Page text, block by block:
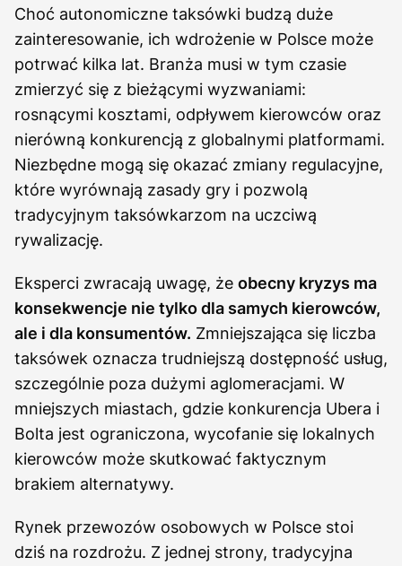
Choć autonomiczne taksówki budzą duże
zainteresowanie, ich wdrożenie w Polsce może
potrwać kilka lat. Branża musi w tym czasie
zmierzyć się z bieżącymi wyzwaniami:
rosnącymi kosztami, odpływem kierowców oraz
nierówną konkurencją z globalnymi platformami.
Niezbędne mogą się okazać zmiany regulacyjne,
które wyrównają zasady gry i pozwolą
tradycyjnym taksówkarzom na uczciwą
rywalizację.
Eksperci zwracają uwagę, że obecny kryzys ma
konsekwencje nie tylko dla samych kierowców,
ale i dla konsumentów. Zmniejszająca się liczba
taksówek oznacza trudniejszą dostępność usług,
szczególnie poza dużymi aglomeracjami. W
mniejszych miastach, gdzie konkurencja Ubera i
Bolta jest ograniczona, wycofanie się lokalnych
kierowców może skutkować faktycznym
brakiem alternatywy.
Rynek przewozów osobowych w Polsce stoi
dziś na rozdrożu. Z jednej strony, tradycyjna